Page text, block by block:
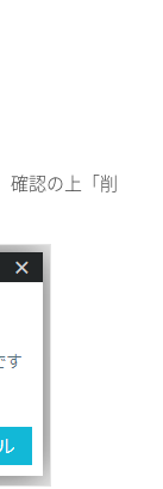
確認の上「削